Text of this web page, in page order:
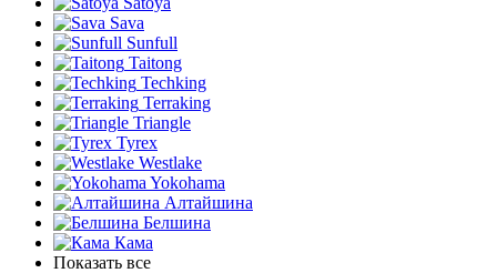
Sava
Sunfull
Taitong
Techking
Terraking
Triangle
Tyrex
Westlake
Yokohama
Алтайшина
Белшина
Кама
Показать все